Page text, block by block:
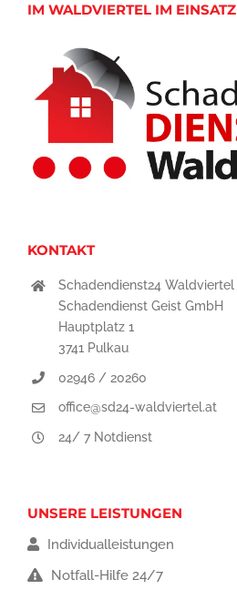
IM WALDVIERTEL IM EINSATZ
KONTAKT
Schadendienst24 Waldviertel
Schadendienst Geist GmbH
Hauptplatz 1
3741 Pulkau
02946 / 20260
office@sd24-waldviertel.at
24/ 7 Notdienst
UNSERE LEISTUNGEN
Individualleistungen
Notfall-Hilfe 24/7